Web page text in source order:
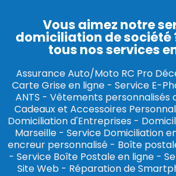
Vous aimez notre
domiciliation de société
tous nos services
Assurance Auto/Moto RC Pro
Carte Grise en ligne- Service E-
ANTS - Vêtements personnalisés
Cadeaux et Accessoires
Domiciliation d'Entreprises -
Marseille- Service Domiciliation
encreur personnalisé- Boîte
- Service Boîte Postale en ligne -
Site Web- Réparation de